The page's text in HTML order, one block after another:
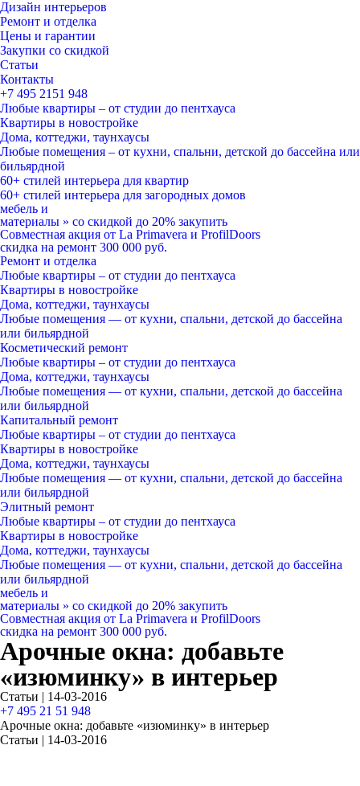
Дизайн интерьеров
Ремонт и отделка
Цены и гарантии
Закупки со скидкой
Статьи
Контакты
+7 495 2151 948
Любые квартиры – от студии до пентхауса
Квартиры в новостройке
Дома, коттеджи, таунхаусы
Любые помещения – от кухни, спальни, детской до бассейна или
бильярдной
60+ стилей интерьера для квартир
60+ стилей интерьера для загородных домов
мебель и
материалы » со скидкой до 20% закупить
Совместная акция от La Primavera и ProfilDoors
скидка на ремонт 300 000 руб.
Ремонт и отделка
Любые квартиры – от студии до пентхауса
Квартиры в новостройке
Дома, коттеджи, таунхаусы
Любые помещения — от кухни, спальни, детской до бассейна
или бильярдной
Косметический ремонт
Любые квартиры – от студии до пентхауса
Дома, коттеджи, таунхаусы
Любые помещения — от кухни, спальни, детской до бассейна
или бильярдной
Капитальный ремонт
Любые квартиры – от студии до пентхауса
Квартиры в новостройке
Дома, коттеджи, таунхаусы
Любые помещения — от кухни, спальни, детской до бассейна
или бильярдной
Элитный ремонт
Любые квартиры – от студии до пентхауса
Квартиры в новостройке
Дома, коттеджи, таунхаусы
Любые помещения — от кухни, спальни, детской до бассейна
или бильярдной
мебель и
материалы » со скидкой до 20% закупить
Совместная акция от La Primavera и ProfilDoors
скидка на ремонт 300 000 руб.
Арочные окна: добавьте
«изюминку» в интерьер
Статьи | 14-03-2016
+7 495 21 51 948
Арочные окна: добавьте «изюминку» в интерьер
Статьи | 14-03-2016